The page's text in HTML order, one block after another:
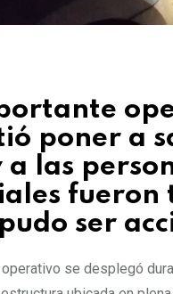
poner a
a las
fueron
ser
se desplegó